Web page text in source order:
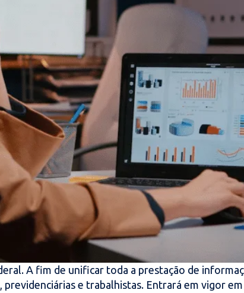
A fim de unificar toda a prestação de
e trabalhistas. Entrará em vigor